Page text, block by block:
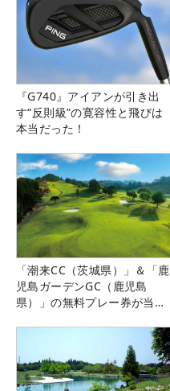
『G740』アイアンが引き出
す“反則級”の寛容性と飛びは
本当だった！
「潮来CC（茨城県）」＆「鹿
児島ガーデンGC（鹿児島
県）」の無料プレー券が当た